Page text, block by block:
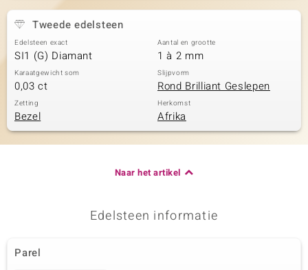
Tweede edelsteen
Edelsteen exact
SI1 (G) Diamant
Aantal en grootte
1 à 2 mm
Karaatgewicht som
0,03 ct
Slijpvorm
Rond Brilliant Geslepen
Zetting
Bezel
Herkomst
Afrika
Naar het artikel
Edelsteen informatie
Parel